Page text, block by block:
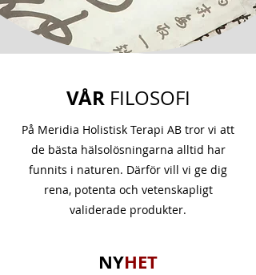
VÅR FILOSOFI
På Meridia Holistisk Terapi AB tror vi att
de bästa hälsolösningarna alltid har
funnits i naturen. Därför vill vi ge dig
rena, potenta och vetenskapligt
validerade produkter.
NYHET